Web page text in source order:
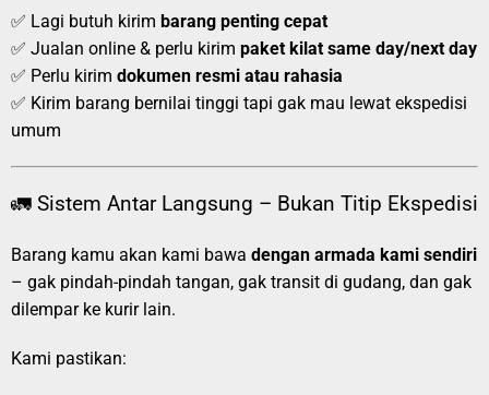
✅ Lagi butuh kirim barang penting cepat
✅ Jualan online & perlu kirim paket kilat same day/next day
✅ Perlu kirim dokumen resmi atau rahasia
✅ Kirim barang bernilai tinggi tapi gak mau lewat ekspedisi
umum
🚛 Sistem Antar Langsung – Bukan Titip Ekspedisi
Barang kamu akan kami bawa dengan armada kami sendiri
– gak pindah-pindah tangan, gak transit di gudang, dan gak
dilempar ke kurir lain.
Kami pastikan: